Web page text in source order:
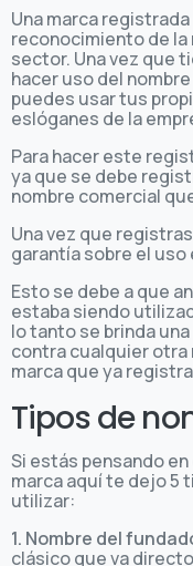
Una marca
reconocimiento de
sector. Una vez que
hacer uso del
puedes usar tus
eslóganes de la
Para hacer este
ya que se debe
nombre comercial
Una vez que
garantía sobre el
Esto se debe a que
estaba siendo
lo tanto se brinda
contra cualquier otra
marca que ya
Tipos de
Si estás pensando
marca aquí te dejo 5
utilizar:
1. Nombre del
clásico que va